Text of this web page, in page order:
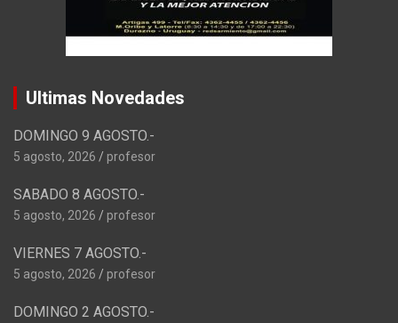
Ultimas Novedades
DOMINGO 9 AGOSTO.-
5 agosto, 2026 profesor
SABADO 8 AGOSTO.-
5 agosto, 2026 profesor
VIERNES 7 AGOSTO.-
5 agosto, 2026 profesor
DOMINGO 2 AGOSTO.-